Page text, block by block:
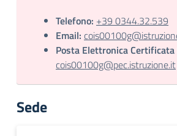
Telefono: +39 0344.32.539
Email:
Posta Elettronica Certificata
cois00100g@pec.istruzione.it
Sede